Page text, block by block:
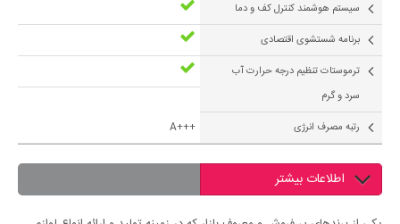
سیستم هوشمند کنترل کف و دما
برنامه شستشوی اقتصادی
ترموستات تنظیم درجه حرارت آب
سرد و گرم
رتبه مصرف انرژی
+++A
اطلاعات بیشتر